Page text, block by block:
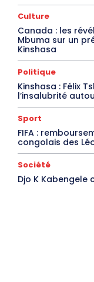
Culture
Canada : les
Mbuma sur un
Kinshasa
Politique
Kinshasa : Félix
l’insalubrité
Sport
FIFA :
congolais des
Société
Djo K Kabengele